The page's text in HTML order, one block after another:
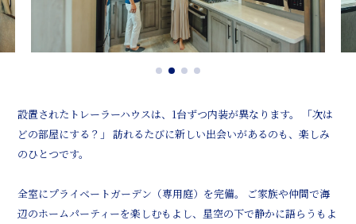
設置されたトレーラーハウスは、1台ずつ内装が異なります。 「次は
どの部屋にする？」 訪れるたびに新しい出会いがあるのも、楽しみ
のひとつです。
全室にプライベートガーデン（専用庭）を完備。 ご家族や仲間で海
辺のホームパーティーを楽しむもよし、星空の下で静かに語らうもよ